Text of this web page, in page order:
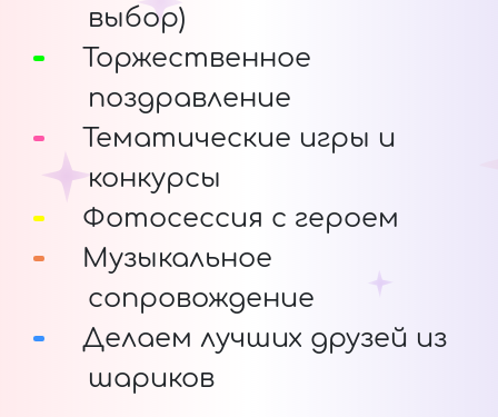
выбор)
Торжественное
поздравление
Тематические игры и
конкурсы
Фотосессия с героем
Музыкальное
сопровождение
Делаем лучших друзей из
шариков